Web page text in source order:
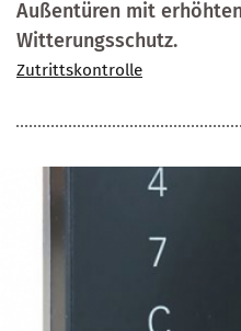
Außentüren mit
Witterungsschutz.
Zutrittskontrolle